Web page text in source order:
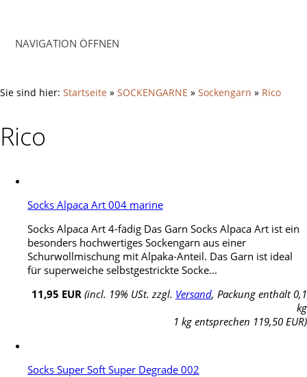
NAVIGATION ÖFFNEN
Sie sind hier: Startseite » SOCKENGARNE » Sockengarn » Rico
Rico
Socks Alpaca Art 004 marine
Socks Alpaca Art 4-fädig Das Garn Socks Alpaca Art ist ein
besonders hochwertiges Sockengarn aus einer
Schurwollmischung mit Alpaka-Anteil. Das Garn ist ideal
für superweiche selbstgestrickte Socke...
11,95 EUR (incl. 19% USt. zzgl. Versand, Packung enthält 0,1
kg
1 kg entsprechen 119,50 EUR)
Socks Super Soft Super Degrade 002